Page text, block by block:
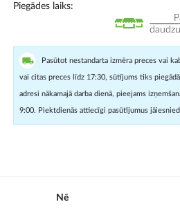
Piegādes laiks
Pasūtot nestandarta izmēra preces vai
vai citas preces līdz 17:30, sūtījums tiks
adresi nākamajā darba dienā, pieejams
9:00. Piektdienās attiecīgi pasūtījumus
Nē